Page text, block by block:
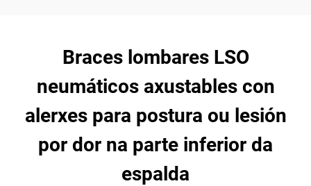
Braces lombares LSO
neumáticos axustables con
alerxes para postura ou lesión
por dor na parte inferior da
espalda